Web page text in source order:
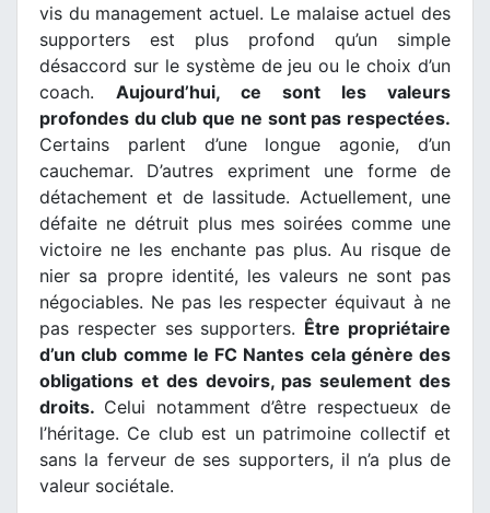
vis du management actuel. Le malaise actuel des
supporters est plus profond qu’un simple
désaccord sur le système de jeu ou le choix d’un
coach. Aujourd’hui, ce sont les valeurs
profondes du club que ne sont pas respectées.
Certains parlent d’une longue agonie, d’un
cauchemar. D’autres expriment une forme de
détachement et de lassitude. Actuellement, une
défaite ne détruit plus mes soirées comme une
victoire ne les enchante pas plus. Au risque de
nier sa propre identité, les valeurs ne sont pas
négociables. Ne pas les respecter équivaut à ne
pas respecter ses supporters. Être propriétaire
d’un club comme le FC Nantes cela génère des
obligations et des devoirs, pas seulement des
droits. Celui notamment d’être respectueux de
l’héritage. Ce club est un patrimoine collectif et
sans la ferveur de ses supporters, il n’a plus de
valeur sociétale.